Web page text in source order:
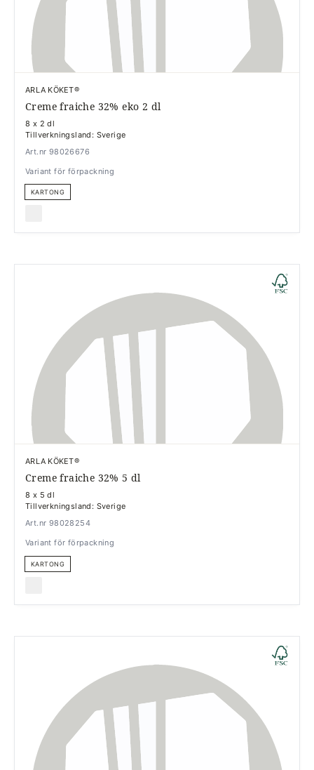
ARLA KÖKET®
Creme fraiche 32% eko 2 dl
8 x 2 dl
Tillverkningsland: Sverige
Art.nr 98026676
Variant för förpackning
KARTONG
ARLA KÖKET®
Creme fraiche 32% 5 dl
8 x 5 dl
Tillverkningsland: Sverige
Art.nr 98028254
Variant för förpackning
KARTONG